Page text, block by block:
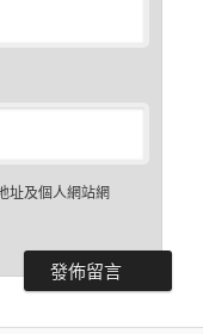
址及個人網站網